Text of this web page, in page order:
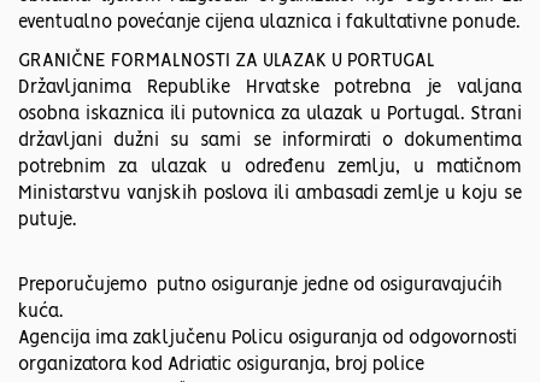
eventualno povećanje cijena ulaznica i fakultativne ponude.
GRANIČNE FORMALNOSTI ZA ULAZAK U PORTUGAL
Državljanima Republike Hrvatske potrebna je valjana
osobna iskaznica ili putovnica za ulazak u Portugal. Strani
državljani dužni su sami se informirati o dokumentima
potrebnim za ulazak u određenu zemlju, u matičnom
Ministarstvu vanjskih poslova ili ambasadi zemlje u koju se
putuje.
Preporučujemo putno osiguranje jedne od osiguravajućih
kuća.
Agencija ima zaključenu Policu osiguranja od odgovornosti
organizatora kod Adriatic osiguranja, broj police